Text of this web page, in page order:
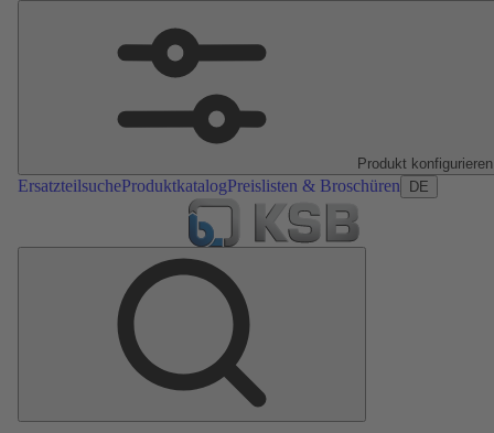
Produkt konfigurieren
ErsatzteilsucheProduktkatalogPreislisten & Broschüren DE